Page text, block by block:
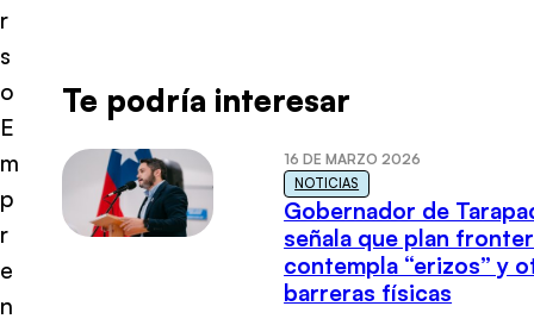
r
s
o
E
m
p
r
e
n
Te podría interesar
16 DE MARZO 2026
NOTICIAS
Gobernador de
señala que plan
contempla “erizos” y
barreras físicas